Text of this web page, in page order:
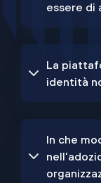
essere di
La
identità
In che